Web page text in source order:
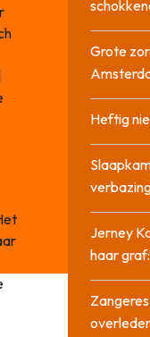
Grote
Heftig
Jerney
haar